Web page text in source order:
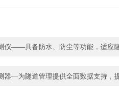
仪——具备防水、防尘等功能，适应
器—为隧道管理提供全面数据支持，